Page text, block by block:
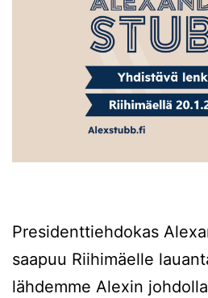
Presidenttiehdokas
saapuu Riihimäelle
lähdemme Alexin